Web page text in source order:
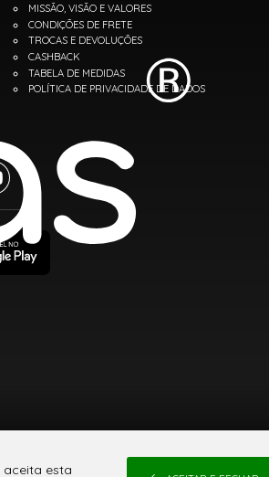
MISSÃO, VISÃO E VALORES
CONDIÇÕES DE FRETE
TROCAS E DEVOLUÇÕES
CASHBACK
TABELA DE MEDIDAS
POLÍTICA DE PRIVACIDADE DE DADOS
aceita esta